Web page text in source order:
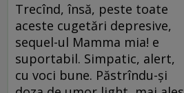
Trecînd, însă, peste toate
aceste cugetări depresive,
sequel-ul Mamma mia! e
suportabil. Simpatic, alert,
cu voci bune. Păstrîndu-și